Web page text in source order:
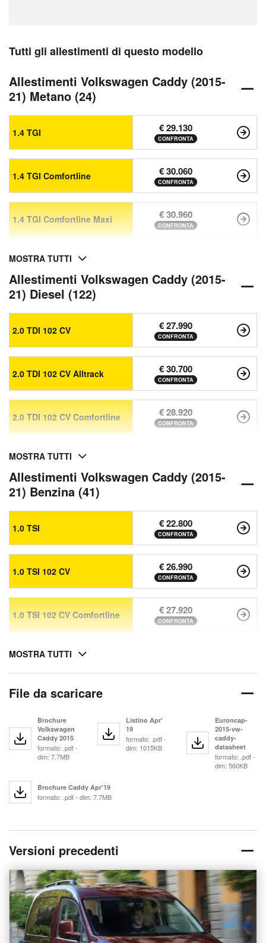
Tutti gli allestimenti di questo modello
Allestimenti Volkswagen Caddy (2015-
21) Metano (24)
1.4 TGI € 29.130
CONFRONTA
1.4 TGI Comfortline € 30.060
CONFRONTA
1.4 TGI Comfortline Maxi € 30.960
CONFRONTA
MOSTRA TUTTI
Allestimenti Volkswagen Caddy (2015-
21) Diesel (122)
2.0 TDI 102 CV € 27.990
CONFRONTA
2.0 TDI 102 CV Alltrack € 30.700
CONFRONTA
2.0 TDI 102 CV Comfortline € 28.920
CONFRONTA
MOSTRA TUTTI
Allestimenti Volkswagen Caddy (2015-
21) Benzina (41)
1.0 TSI € 22.800
CONFRONTA
1.0 TSI 102 CV € 26.990
CONFRONTA
1.0 TSI 102 CV Comfortline € 27.920
CONFRONTA
MOSTRA TUTTI
File da scaricare
Brochure
Volkswagen
Caddy 2015
formato: .pdf -
dim: 7.7MB
Listino Apr'
19
formato: .pdf -
dim: 1015KB
Euroncap-
2015-vw-
caddy-
datasheet
formato: .pdf -
dim: 560KB
Brochure Caddy Apr'19
formato: .pdf - dim: 7.7MB
Versioni precedenti